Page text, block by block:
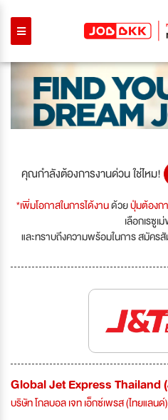
คุณกำลังต้องการงานด่วน ใช่ไหม!
*เพิ่มโอกาสในการได้งานด้วยปุ่มต้องก
เลือกเรซูเ
และทราบถึงความพร้อมในการ สมัคร
Global Jet Express Thailand
บริษัท โกลบอล เจท เอ็กซ์เพรส (ไทยแล